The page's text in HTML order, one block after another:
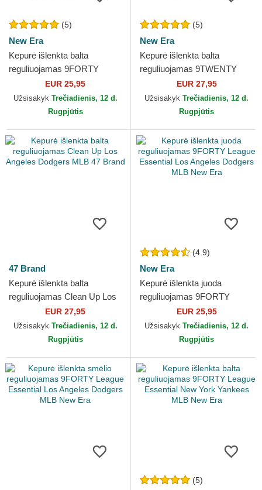
(5)
New Era
Kepurė išlenkta balta
reguliuojamas 9FORTY
League Essential Los
Angeles Dodgers MLB New
EUR 25,95
Užsisakyk Trečiadienis, 12 d.
Rugpjūtis
(5)
New Era
Kepurė išlenkta balta
reguliuojamas 9TWENTY
Core Classic Los Angeles
Dodgers MLB New Era
EUR 27,95
Užsisakyk Trečiadienis, 12 d.
Rugpjūtis
47 Brand
Kepurė išlenkta balta
reguliuojamas Clean Up Los
Angeles Dodgers MLB 47
Brand
EUR 27,95
Užsisakyk Trečiadienis, 12 d.
Rugpjūtis
(4.9)
New Era
Kepurė išlenkta juoda
reguliuojamas 9FORTY
League Essential Los
Angeles Dodgers MLB New
EUR 25,95
Užsisakyk Trečiadienis, 12 d.
Rugpjūtis
(5)